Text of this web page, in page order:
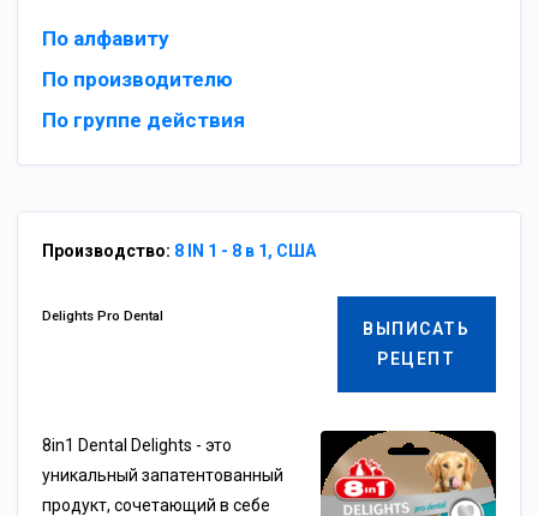
По алфавиту
По производителю
По группе действия
Производство: 8 IN 1 - 8 в 1, США
ВЫПИСАТЬ
РЕЦЕПТ
Delights Pro Dental
8in1 Dental Delights - это
уникальный запатентованный
продукт, сочетающий в себе